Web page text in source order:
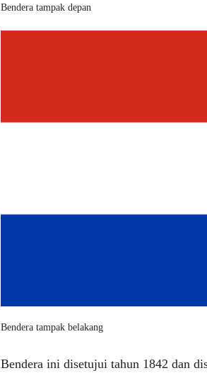
Bendera tampak depan
Bendera tampak belakang
Bendera ini disetujui tahun 1842 dan